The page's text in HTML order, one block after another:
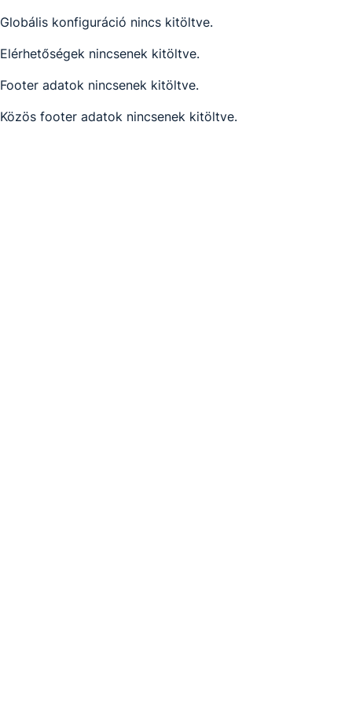
Globális konfiguráció nincs kitöltve.
Elérhetőségek nincsenek kitöltve.
Footer adatok nincsenek kitöltve.
Közös footer adatok nincsenek kitöltve.